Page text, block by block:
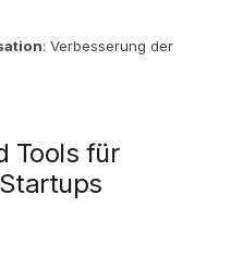
: Verbesserung der
Tools für